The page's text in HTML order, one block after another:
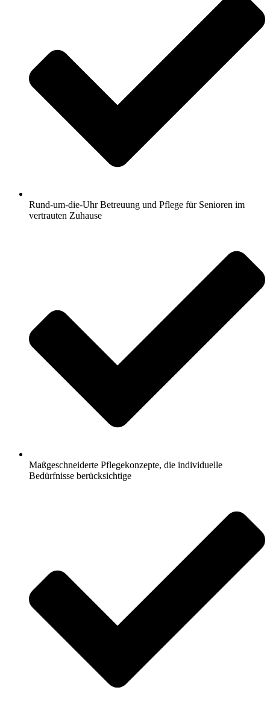
Rund-um-die-Uhr Betreuung und Pflege für Senioren im
vertrauten Zuhause
Maßgeschneiderte Pflegekonzepte, die individuelle
Bedürfnisse berücksichtige